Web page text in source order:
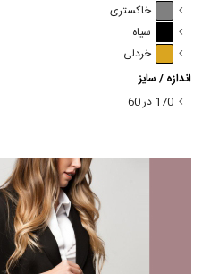
خاکستری
سیاه
خردلی
اندازه / سایز
170 در 60